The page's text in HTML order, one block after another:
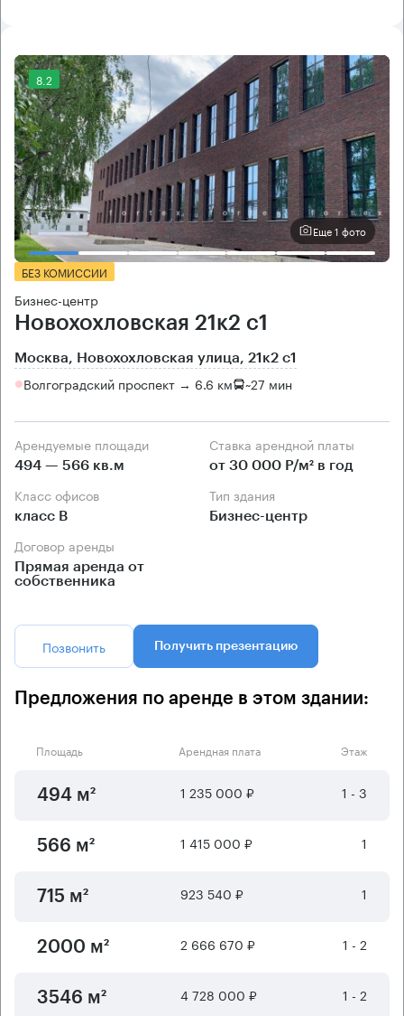
8.2
Еще 1 фото
БЕЗ КОМИССИИ
Бизнес-центр
Новохохловская 21к2 с1
Москва, Новохохловская улица, 21к2 с1
Волгоградский проспект → 6.6 км ~27 мин
Арендуемые площади
494 — 566 кв.м
Ставка арендной платы
от 30 000 Р/м² в год
Класс офисов
класс B
Тип здания
Бизнес-центр
Договор аренды
Прямая аренда от
собственника
Позвонить Получить презентацию
Предложения по аренде в этом здании:
Площадь Арендная плата Этаж
494 м² 1 235 000 ₽ 1 - 3
566 м² 1 415 000 ₽ 1
715 м² 923 540 ₽ 1
2000 м² 2 666 670 ₽ 1 - 2
3546 м² 4 728 000 ₽ 1 - 2